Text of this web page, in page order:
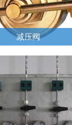
减压阀